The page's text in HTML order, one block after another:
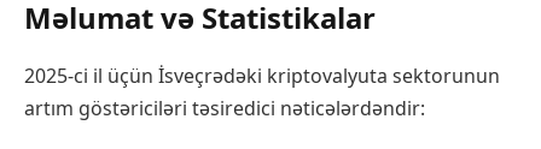
Məlumat və Statistikalar
2025-ci il üçün İsveçrədəki kriptovalyuta sektorunun
artım göstəriciləri təsiredici nəticələrdəndir: